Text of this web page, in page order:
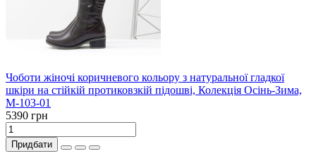
Чоботи жіночі коричневого кольору з натуральної гладкої
шкіри на стійкій протиковзкій підошві, Колекція Осінь-Зима,
М-103-01
5390 грн
Придбати